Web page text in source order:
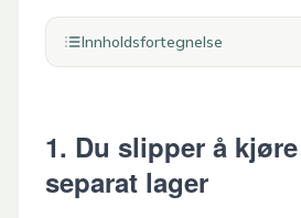
Innholdsfortegnelse
1. Du slipper å
separat lager